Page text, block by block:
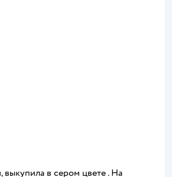
в сером цвете . На